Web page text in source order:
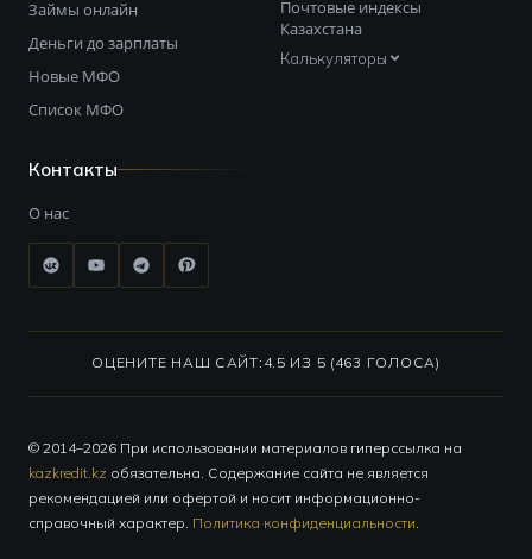
Займы онлайн
Деньги до зарплаты
Новые МФО
Список МФО
Почтовые индексы
Казахстана
Калькуляторы
Контакты
О нас
ОЦЕНИТЕ НАШ САЙТ: 4.5 ИЗ 5 (463 ГОЛОСА)
© 2014–2026 При использовании материалов гиперссылка на
kazkredit.kz обязательна. Содержание сайта не является
рекомендацией или офертой и носит информационно-
справочный характер. Политика конфиденциальности